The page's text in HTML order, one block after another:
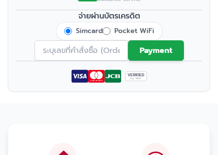
จ่ายผ่านบัตรเครดิต
Simcard Pocket WiFi
Payment
VERIFIED
by VISA